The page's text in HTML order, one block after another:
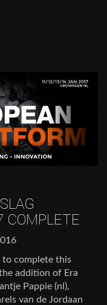
COMPLETE
to complete this
addition of Era
Pappie (nl),
van de Jordaan